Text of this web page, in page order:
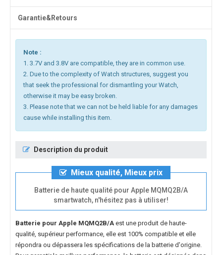
Garantie&Retours
Note :
1. 3.7V and 3.8V are compatible, they are in common use.
2. Due to the complexity of Watch structures, suggest you
that seek the professional for dismantling your Watch,
otherwise it may be easy broken.
3. Please note that we can not be held liable for any damages
cause while installing this item.
Description du produit
Mieux qualité, Mieux prix
Batterie de haute qualité pour Apple MQMQ2B/A
smartwatch, n'hésitez pas à utiliser!
Batterie pour Apple MQMQ2B/A est une produit de haute-
qualité, supérieur performance, elle est 100% compatible et elle
répondra ou dépassera les spécifications de la batterie d'origine.